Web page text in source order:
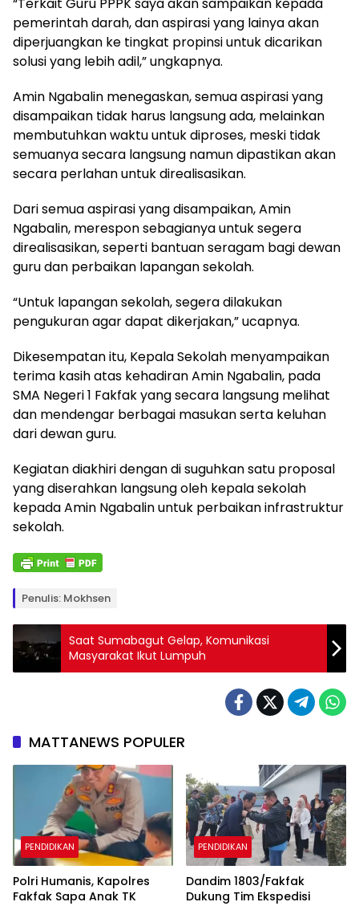
“Terkait Guru PPPK saya akan sampaikan kepada
pemerintah darah, dan aspirasi yang lainya akan
diperjuangkan ke tingkat propinsi untuk dicarikan
solusi yang lebih adil,” ungkapnya.
Amin Ngabalin menegaskan, semua aspirasi yang
disampaikan tidak harus langsung ada, melainkan
membutuhkan waktu untuk diproses, meski tidak
semuanya secara langsung namun dipastikan akan
secara perlahan untuk direalisasikan.
Dari semua aspirasi yang disampaikan, Amin
Ngabalin, merespon sebagianya untuk segera
direalisasikan, seperti bantuan seragam bagi dewan
guru dan perbaikan lapangan sekolah.
“Untuk lapangan sekolah, segera dilakukan
pengukuran agar dapat dikerjakan,” ucapnya.
Dikesempatan itu, Kepala Sekolah menyampaikan
terima kasih atas kehadiran Amin Ngabalin, pada
SMA Negeri 1 Fakfak yang secara langsung melihat
dan mendengar berbagai masukan serta keluhan
dari dewan guru.
Kegiatan diakhiri dengan di suguhkan satu proposal
yang diserahkan langsung oleh kepala sekolah
kepada Amin Ngabalin untuk perbaikan infrastruktur
sekolah.
Penulis: Mokhsen
Saat Sumabagut Gelap, Komunikasi
Masyarakat Ikut Lumpuh
MATTANEWS POPULER
PENDIDIKAN
Polri Humanis, Kapolres
Fakfak Sapa Anak TK
PENDIDIKAN
Dandim 1803/Fakfak
Dukung Tim Ekspedisi